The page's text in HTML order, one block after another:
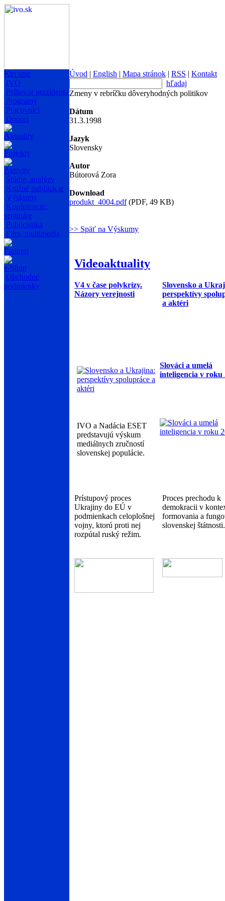
Kto sme
IVO
Príhovor prezidenta
Programy
Pracovníci
Donori
Aktuality
Projekty
Aktivity
Štúdie, analýzy
Knižné publikácie
Výskumy
Konferencie,
semináre
Publicistika
Film, multimedia
Partneri
e-Shop
Obchodné
podmienky
Úvod | English | Mapa stránok | RSS | Kontakt
hľadaj
Zmeny v rebríčku dôveryhodných politikov
Dátum
31.3.1998
Jazyk
Slovensky
Autor
Bútorová Zora
Download
produkt_4004.pdf(PDF, 49 KB)
>> Späť na Výskumy
Videoaktuality
V4 v čase polykrízy.
Názory verejnosti
Slovensko a
perspektívy
a aktéri
Slováci a umelá
inteligencia v roku
IVO a Nadácia ESET
predstavujú výskum
mediálnych zručností
slovenskej populácie.
Prístupový proces
Ukrajiny do EÚ v
podmienkach celoplošnej
vojny, ktorú proti nej
rozpútal ruský režim.
Proces prechodu k
demokracii v
formovania a
slovenskej štátnosti.